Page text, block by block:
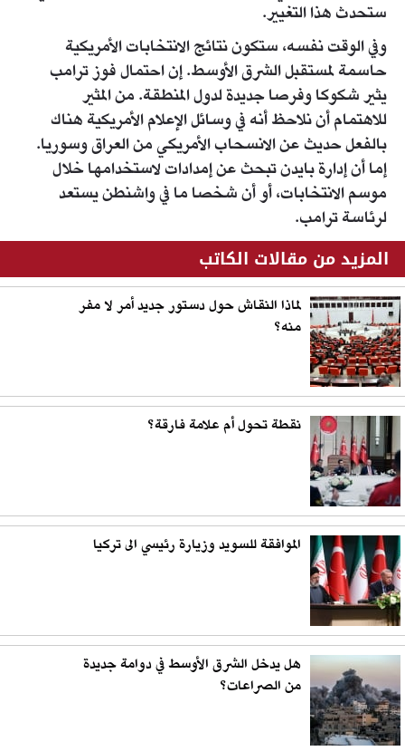
ستحدث هذا التغيير.
وفي الوقت نفسه، ستكون نتائج الانتخابات الأمريكية
حاسمة لمستقبل الشرق الأوسط. إن احتمال فوز ترامب
يثير شكوكا وفرصا جديدة لدول المنطقة. من المثير
للاهتمام أن نلاحظ أنه في وسائل الإعلام الأمريكية هناك
بالفعل حديث عن الانسحاب الأمريكي من العراق وسوريا.
إما أن إدارة بايدن تبحث عن إمدادات لاستخدامها خلال
موسم الانتخابات، أو أن شخصا ما في واشنطن يستعد
لرئاسة ترامب.
المزيد من مقالات الكاتب
لماذا النقاش حول دستور جديد أمر لا مفر
منه؟
نقطة تحول أم علامة فارقة؟
الموافقة للسويد وزيارة رئيسي الى تركيا
هل يدخل الشرق الأوسط في دوامة جديدة
من الصراعات؟